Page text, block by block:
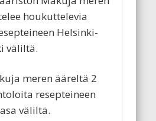
houkuttelevia
Helsinki-
väliltä.
meren ääreltä 2
resepteineen
väliltä.